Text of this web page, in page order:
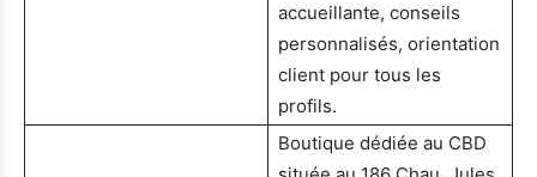
accueillante, conseils
personnalisés, orientation
client pour tous les
profils.
Boutique dédiée au CBD